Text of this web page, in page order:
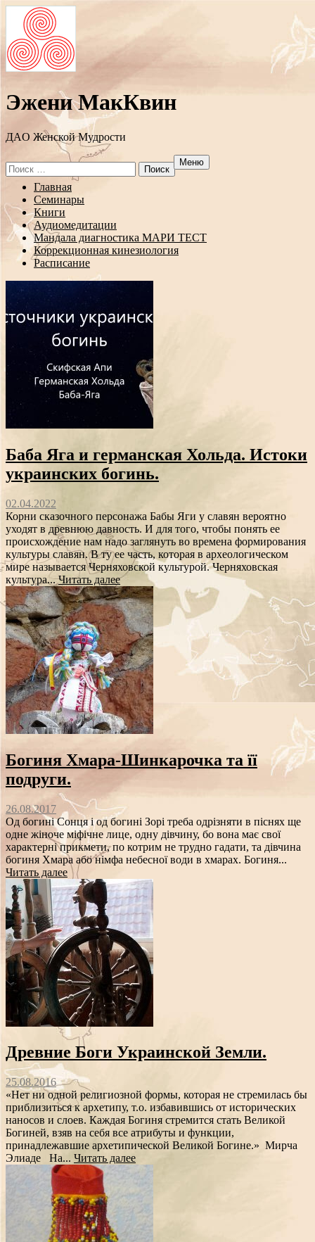
Эжени МакКвин
ДAO Женской Мудрости
Search
for:
Меню
Перейти
содержанию
Главная
Семинары
Книги
Аудиомедитации
Мандала диагностика МАРИ ТЕСТ
Коррекционная кинезиология
Расписание
Баба Яга и германская Хольда. Истоки
украинских богинь.
02.04.2022
Корни сказочного персонажа Бабы Яги у славян вероятно
уходят в древнюю давность. И для того, чтобы понять ее
происхождение нам надо заглянуть во времена формирования
культуры славян. В ту ее часть, которая в археологическом
мире называется Черняховской культурой. Черняховская
культура...Читать далее
Богиня Хмара-Шинкарочка та її
подруги.
26.08.2017
Од богині Сонця і од богині Зорі треба одрізняти в піснях ще
одне жіноче міфічне лице, одну дівчину, бо вона має свої
характерні прикмети, по котрим не трудно гадати, та дівчина
богиня Хмара або німфа небесної води в хмарах. Богиня...
Читать далее
Древние Боги Украинской Земли.
25.08.2016
«Нет ни одной религиозной формы, которая не стремилась бы
приблизиться к архетипу, т.о. избавившись от исторических
наносов и слоев. Каждая Богиня стремится стать Великой
Богиней, взяв на себя все атрибуты и функции,
принадлежавшие архетипической Великой Богине.» Мирча
Элиаде На... Читать далее